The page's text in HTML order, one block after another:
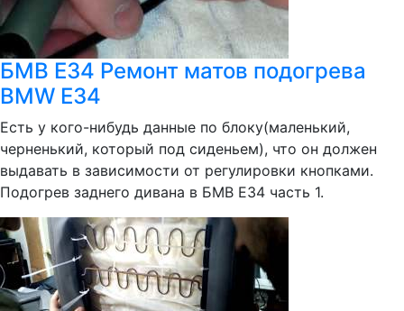
БМВ Е34 Ремонт матов подогрева
BMW E34
Есть у кого-нибудь данные по блоку(маленький,
черненький, который под сиденьем), что он должен
выдавать в зависимости от регулировки кнопками.
Подогрев заднего дивана в БМВ Е34 часть 1.